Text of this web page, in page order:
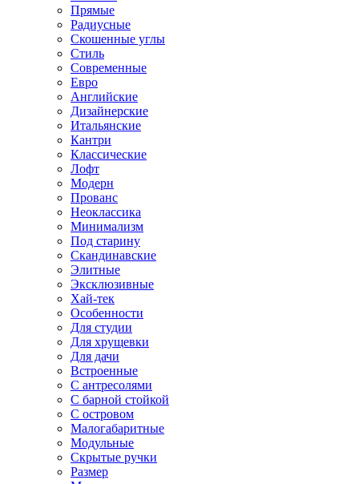
Прямые
Радиусные
Скошенные углы
Стиль
Современные
Евро
Английские
Дизайнерские
Итальянские
Кантри
Классические
Лофт
Модерн
Прованс
Неоклассика
Минимализм
Под старину
Скандинавские
Элитные
Эксклюзивные
Хай-тек
Особенности
Для студии
Для хрущевки
Для дачи
Встроенные
С антресолями
С барной стойкой
С островом
Малогабаритные
Модульные
Скрытые ручки
Размер